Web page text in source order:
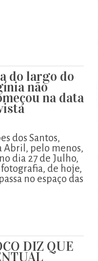
do largo do
não
na data
dos Santos,
Abril, pelo menos,
dia 27 de Julho,
de hoje,
no espaço das
DIZ QUE